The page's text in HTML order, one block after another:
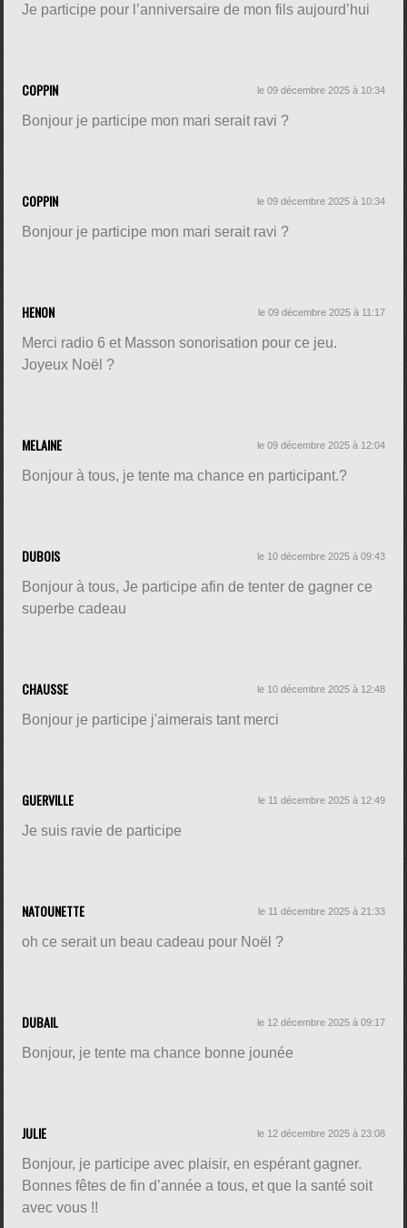
Je participe pour l’anniversaire de mon fils aujourd’hui
COPPIN le 09 décembre 2025 à 10:34
Bonjour je participe mon mari serait ravi ?
COPPIN le 09 décembre 2025 à 10:34
Bonjour je participe mon mari serait ravi ?
HENON le 09 décembre 2025 à 11:17
Merci radio 6 et Masson sonorisation pour ce jeu.
Joyeux Noël ?
MELAINE le 09 décembre 2025 à 12:04
Bonjour à tous, je tente ma chance en participant.?
DUBOIS le 10 décembre 2025 à 09:43
Bonjour à tous, Je participe afin de tenter de gagner ce
superbe cadeau
CHAUSSE le 10 décembre 2025 à 12:48
Bonjour je participe j'aimerais tant merci
GUERVILLE le 11 décembre 2025 à 12:49
Je suis ravie de participe
NATOUNETTE le 11 décembre 2025 à 21:33
oh ce serait un beau cadeau pour Noël ?
DUBAIL le 12 décembre 2025 à 09:17
Bonjour, je tente ma chance bonne jounée
JULIE le 12 décembre 2025 à 23:08
Bonjour, je participe avec plaisir, en espérant gagner.
Bonnes fêtes de fin d’année a tous, et que la santé soit
avec vous !!